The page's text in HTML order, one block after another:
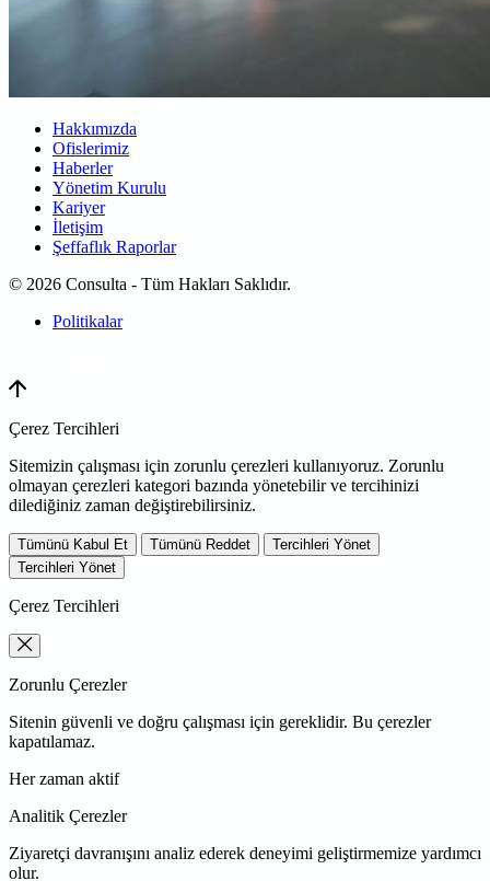
Hakkımızda
Ofislerimiz
Haberler
Yönetim Kurulu
Kariyer
İletişim
Şeffaflık Raporlar
© 2026 Consulta - Tüm Hakları Saklıdır.
Politikalar
Çerez Tercihleri
Sitemizin çalışması için zorunlu çerezleri kullanıyoruz. Zorunlu
olmayan çerezleri kategori bazında yönetebilir ve tercihinizi
dilediğiniz zaman değiştirebilirsiniz.
Tümünü Kabul Et Tümünü Reddet
Tercihleri Yönet
Tercihleri Yönet
Çerez Tercihleri
Zorunlu Çerezler
Sitenin güvenli ve doğru çalışması için gereklidir. Bu çerezler
kapatılamaz.
Her zaman aktif
Analitik Çerezler
Ziyaretçi davranışını analiz ederek deneyimi geliştirmemize yardımcı
olur.